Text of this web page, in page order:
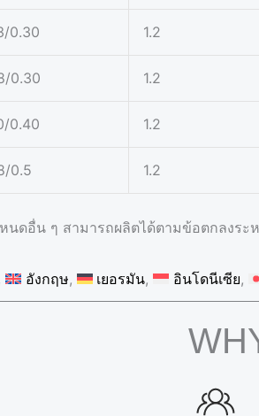
0.30 1.2
0.30 1.2
0.40 1.2
0.5 1.2
ดอื่น ๆ สามารถผลิตได้ตามข้อตกลงระ
อังกฤษ เยอรมัน อินโดนีเซีย